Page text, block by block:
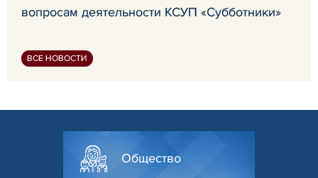
вопросам деятельности КСУП «Субботники»
ВСЕ НОВОСТИ
Общество